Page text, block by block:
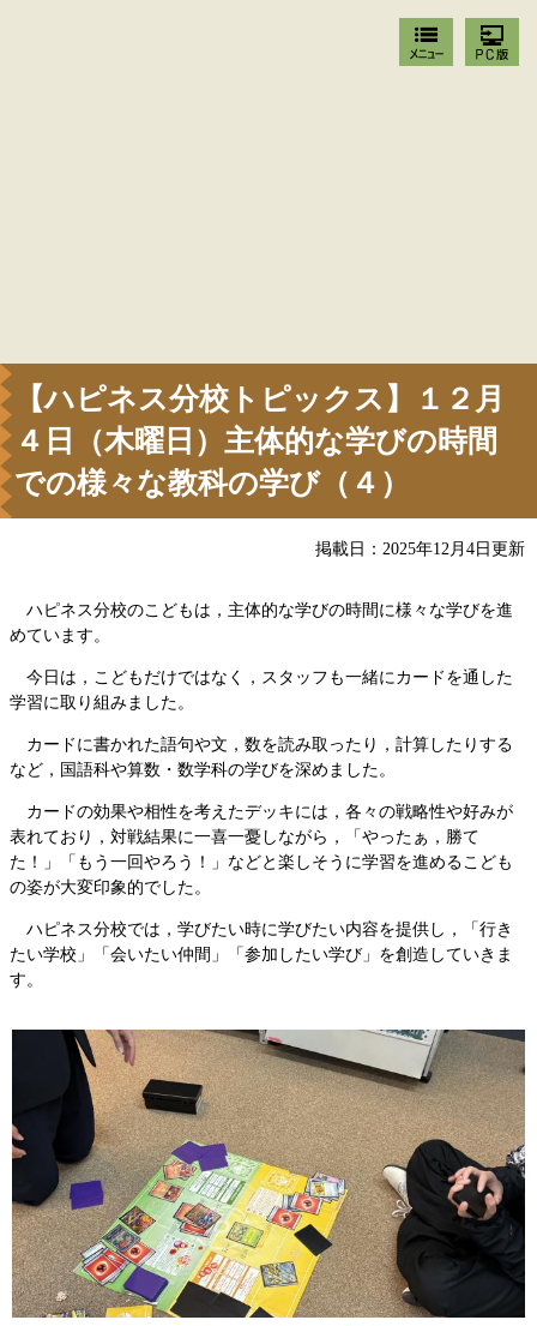
【ハピネス分校トピックス】１２月
４日（木曜日）主体的な学びの時間
での様々な教科の学び（４）
掲載日：2025年12月4日更新
ハピネス分校のこどもは，主体的な学びの時間に様々な学びを進
めています。
今日は，こどもだけではなく，スタッフも一緒にカードを通した
学習に取り組みました。
カードに書かれた語句や文，数を読み取ったり，計算したりする
など，国語科や算数・数学科の学びを深めました。
カードの効果や相性を考えたデッキには，各々の戦略性や好みが
表れており，対戦結果に一喜一憂しながら，「やったぁ，勝て
た！」「もう一回やろう！」などと楽しそうに学習を進めるこども
の姿が大変印象的でした。
ハピネス分校では，学びたい時に学びたい内容を提供し，「行き
たい学校」「会いたい仲間」「参加したい学び」を創造していきま
す。